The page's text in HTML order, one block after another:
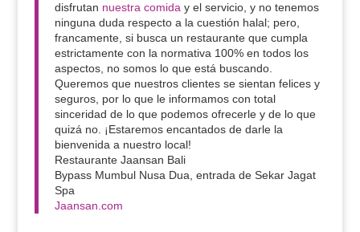
disfrutan nuestra comiday el servicio, y no tenemos
ninguna duda respecto a la cuestión halal; pero,
francamente, si busca un restaurante que cumpla
estrictamente con la normativa 100% en todos los
aspectos, no somos lo que está buscando.
Queremos que nuestros clientes se sientan felices y
seguros, por lo que le informamos con total
sinceridad de lo que podemos ofrecerle y de lo que
quizá no. ¡Estaremos encantados de darle la
bienvenida a nuestro local!
Restaurante Jaansan Bali
Bypass Mumbul Nusa Dua, entrada de Sekar Jagat
Spa
Jaansan.com